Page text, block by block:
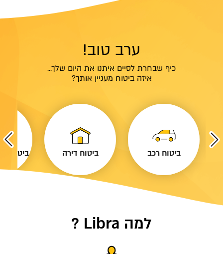
ערב טוב!
כיף שבחרת לסיים איתנו את היום שלך...
איזה ביטוח מעניין אותך?
ביטוח רכב ביטוח דירה ביטוח
למה Libra ?